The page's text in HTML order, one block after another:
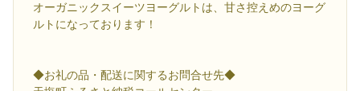
オーガニックスイーツヨーグルトは、甘さ控えめのヨーグ
ルトになっております！
◆お礼の品・配送に関するお問合せ先◆